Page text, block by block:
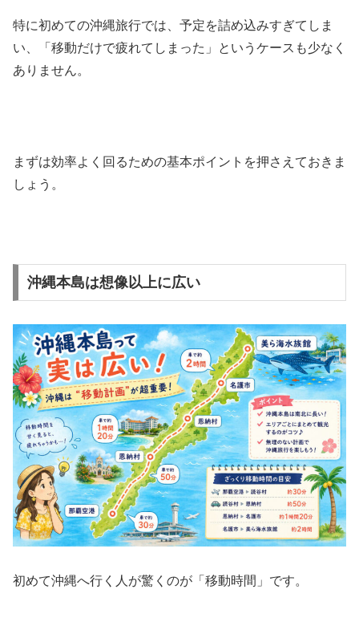
特に初めての沖縄旅行では、予定を詰め込みすぎてしま
い、「移動だけで疲れてしまった」というケースも少なく
ありません。
まずは効率よく回るための基本ポイントを押さえておきま
しょう。
沖縄本島は想像以上に広い
初めて沖縄へ行く人が驚くのが「移動時間」です。